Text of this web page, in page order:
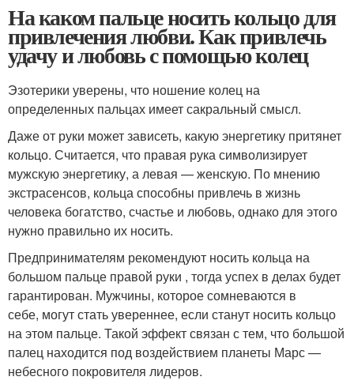
На каком пальце носить кольцо для
привлечения любви. Как привлечь
удачу и любовь с помощью колец
Эзотерики уверены, что ношение колец на
определенных пальцах имеет сакральный смысл.
Даже от руки может зависеть, какую энергетику притянет
кольцо. Считается, что правая рука символизирует
мужскую энергетику, а левая — женскую. По мнению
экстрасенсов, кольца способны привлечь в жизнь
человека богатство, счастье и любовь, однако для этого
нужно правильно их носить.
Предпринимателям рекомендуют носить кольца на
большом пальце правой руки , тогда успех в делах будет
гарантирован. Мужчины, которое сомневаются в
себе, могут стать увереннее, если станут носить кольцо
на этом пальце. Такой эффект связан с тем, что большой
палец находится под воздействием планеты Марс —
небесного покровителя лидеров.